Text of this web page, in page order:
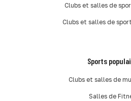
Clubs et salles de
Clubs et salles de
Sports
Clubs et salles de
Salles de